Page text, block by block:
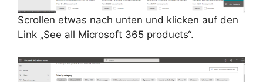
Scrollen etwas nach unten und klicken auf den
Link „See all Microsoft 365 products“.